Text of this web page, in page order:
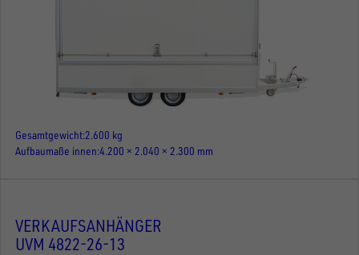
Gesamtgewicht 2.600 kg
Aufbaumaße innen 4.200 × 2.040 × 2.300 mm
VERKAUFSANHÄNGER
UVM 4822-26-13